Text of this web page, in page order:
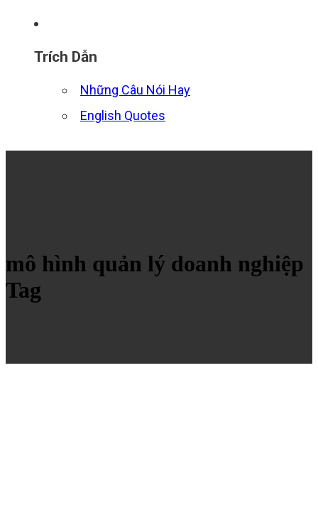
Trích Dẫn
Những Câu Nói Hay
English Quotes
mô hình quản lý doanh nghiệp
Tag